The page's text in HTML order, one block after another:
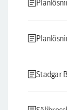
article
articleStadgar